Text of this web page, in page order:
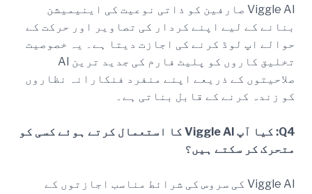
Viggle AI صارفین کو ذاتی نوعیت کی اینیمیشن
بنانے کے لیے اپنے کردار کی تصاویر اور حرکت کے
حوالے اپ لوڈ کرنے کی اجازت دیتا ہے۔ یہ خصوصیت
تخلیق کاروں کو پلیٹ فارم کی جدید ترین AI
صلاحیتوں کے ذریعے اپنے منفرد فنکارانہ نظاروں
کو زندہ کرنے کے قابل بناتی ہے۔
Q4: کیا آپ Viggle AI کا استعمال کرتے ہوئے کسی کو
متحرک کر سکتے ہیں؟
Viggle AI کی سروس کی شرائط مناسب اجازتوں کے